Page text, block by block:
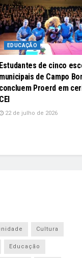
EDUCAÇÃO
Estudantes de cinco
municipais de Campo
concluem Proerd em
CEI
22 de julho de 2026
Cultura
Educação